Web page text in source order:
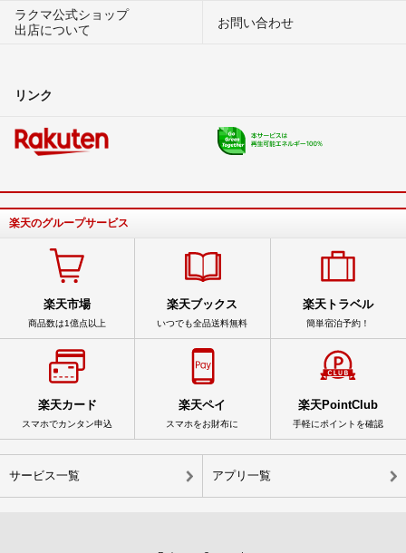
ラクマ公式ショップ
出店について
お問い合わせ
リンク
楽天のグループサービス
楽天市場
商品数は1億点以上
楽天ブックス
いつでも全品送料無料
楽天トラベル
簡単宿泊予約！
楽天カード
スマホでカンタン申込
楽天ペイ
スマホをお財布に
楽天PointClub
手軽にポイントを確認
サービス一覧 アプリ一覧